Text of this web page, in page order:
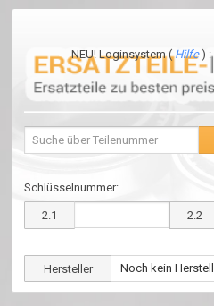
NEU! Loginsystem (Hilfe) :
Schlüsselnummer:
2.1 2.2
Hersteller